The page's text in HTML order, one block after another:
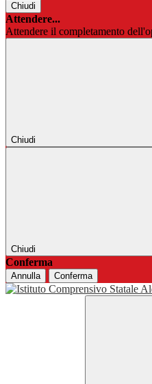
Chiudi
Attendere...
Attendere il completamento
Chiudi
Chiudi
Conferma
Annulla Conferma